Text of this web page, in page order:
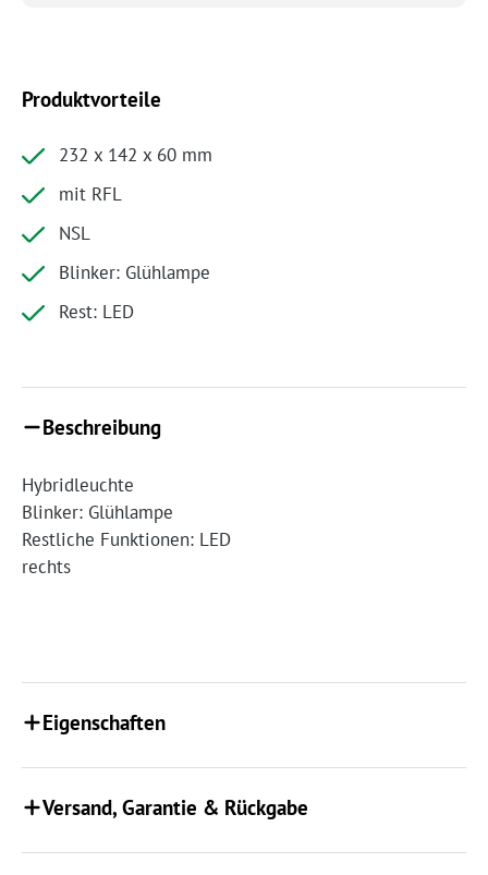
Produktvorteile
232 x 142 x 60 mm
mit RFL
NSL
Blinker: Glühlampe
Rest: LED
Beschreibung
Hybridleuchte
Blinker: Glühlampe
Restliche Funktionen: LED
rechts
Eigenschaften
Versand, Garantie & Rückgabe